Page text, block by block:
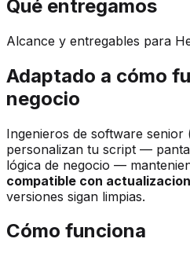
Qué entregamos
Alcance y entregables para
Adaptado a cómo
negocio
Ingenieros de software senior
personalizan tu script —
lógica de negocio —
compatible con
versiones sigan limpias.
Cómo funciona